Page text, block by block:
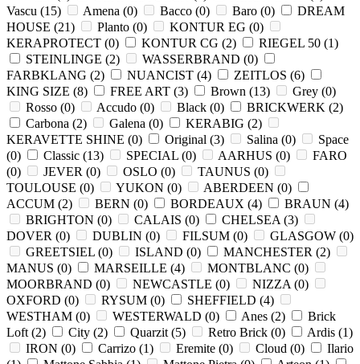
Vascu (15) Amena (0) Bacco (0) Baro (0)
DREAM
HOUSE (21) Planto (0) KONTUR EG (0)
KERAPROTECT (0) KONTUR СG (2) RIEGEL 50 (1)
STEINLINGE (2) WASSERBRAND (0)
FARBKLANG (2) NUANCIST (4) ZEITLOS (6)
KING SIZE (8) FREE ART (3) Brown (13) Grey (0)
Rosso (0) Accudo (0) Black (0) BRICKWERK (2)
Carbona (2) Galena (0) KERABIG (2)
KERAVETTE SHINE (0) Original (3) Salina (0)
Space
(0) Classic (13) SPECIAL (0) AARHUS (0)
FARO
(0) JEVER (0) OSLO (0) TAUNUS (0)
TOULOUSE (0) YUKON (0) ABERDEEN (0)
ACCUM (2) BERN (0) BORDEAUX (4) BRAUN (4)
BRIGHTON (0) CALAIS (0) CHELSEA (3)
DOVER (0) DUBLIN (0) FILSUM (0) GLASGOW (0)
GREETSIEL (0) ISLAND (0) MANCHESTER (2)
MANUS (0) MARSEILLE (4) MONTBLANC (0)
MOORBRAND (0) NEWCASTLE (0) NIZZA (0)
OXFORD (0) RYSUM (0) SHEFFIELD (4)
WESTHAM (0) WESTERWALD (0) Anes (2)
Brick
Loft (2) City (2) Quarzit (5) Retro Brick (0) Ardis (1)
IRON (0) Carrizo (1) Eremite (0) Cloud (0)
Ilario